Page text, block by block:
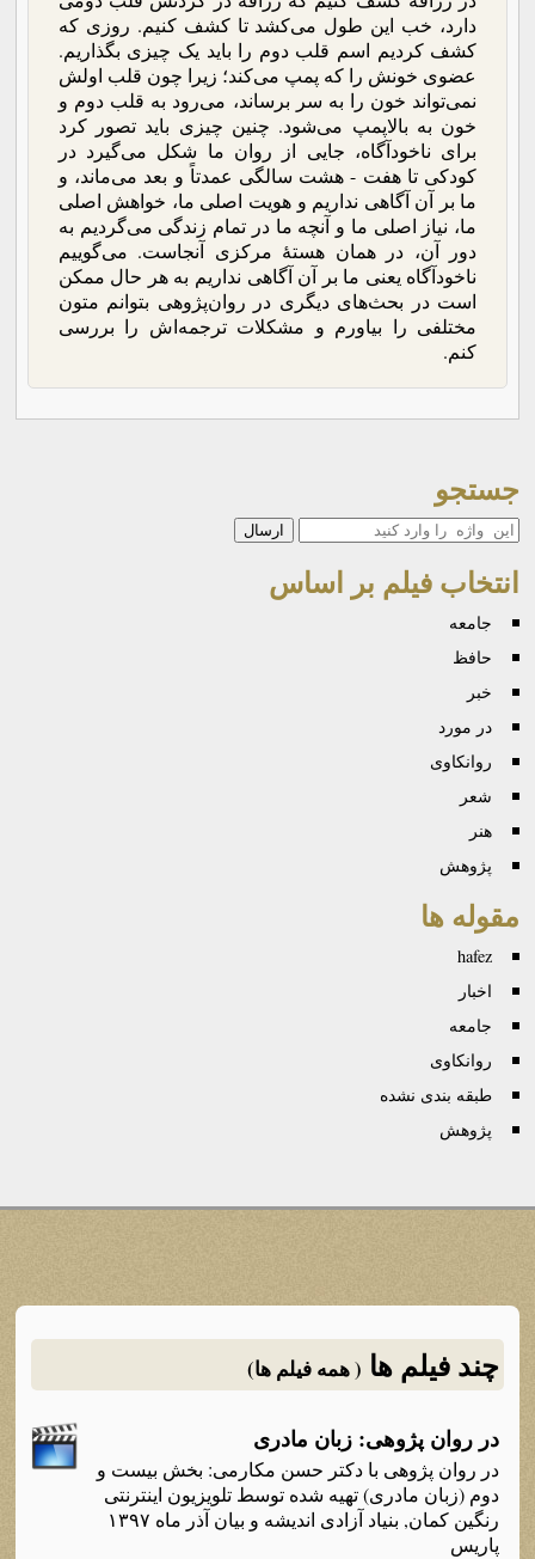
دارد، خب این طول می‌کشد تا کشف کنیم. روزی که
کشف کردیم اسم قلب دوم را باید یک چیزی بگذاریم.
عضوی خونش را که پمپ می‌کند؛ زیرا چون قلب اولش
نمی‌تواند خون را به سر برساند، می‌رود به قلب دوم و
خون به بالاپمپ می‌شود. چنین چیزی باید تصور کرد
برای ناخودآگاه، جایی از روان ما شکل می‌گیرد در
کودکی تا هفت - هشت سالگی عمدتاً و بعد می‌ماند، و
ما بر آن آگاهی نداریم و هویت اصلی ما، خواهش اصلی
ما، نیاز اصلی ما و آنچه ما در تمام زندگی می‌گردیم به
دور آن، در همان هستۀ مرکزی آنجاست. می‌گوییم
ناخودآگاه یعنی ما بر آن آگاهی نداریم به هر حال ممکن
است در بحث‌های دیگری در روان‌پژوهی بتوانم متون
مختلفی را بیاورم و مشکلات ترجمه‌اش را بررسی
کنم.
جستجو
جستجو
انتخاب فیلم بر اساس
جامعه
حافظ
خبر
در مورد
روانكاوی
شعر
هنر
پژوهش
مقوله ها
hafez
اخبار
جامعه
روانكاوی
طبقه بندی نشده
پژوهش
چند فیلم ها ( همه فیلم ها)
در روان پژوهی: زبان مادری
در روان پژوهی با دکتر حسن مکارمی: بخش بیست و
دوم (زبان مادری) تهیه شده توسط تلویزیون اینترنتی
رنگین کمان, بنیاد آزادی اندیشه و بیان آذر ماه ۱۳۹۷
پاریس